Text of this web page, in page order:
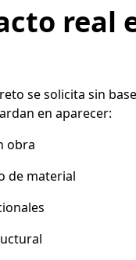
real
se solicita sin
en aparecer:
obra
material